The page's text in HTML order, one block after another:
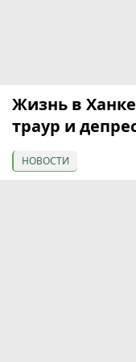
Жизнь в
траур и
НОВОСТИ